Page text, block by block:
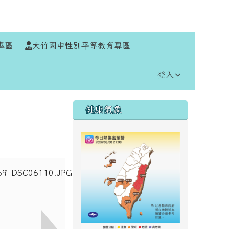
區 大竹國中性別平等教育專區
登入
右邊區域內容
健康氣象